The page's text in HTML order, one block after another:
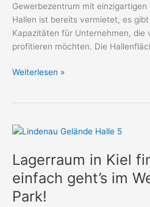
Gewerbezentrum mit einzigartigen
Hallen ist bereits vermietet, es
Kapazitäten für Unternehmen, die
profitieren möchten. Die
Weiterlesen »
Lagerraum in Kiel
einfach geht’s im
Park!
Lagerraum
Kiel
finden?
So
einfach